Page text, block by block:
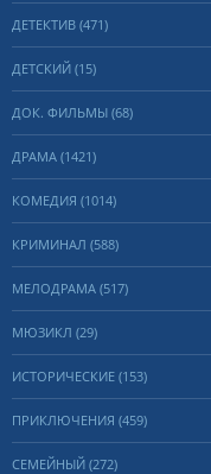
ДЕТЕКТИВ (471)
ДЕТСКИЙ (15)
ДОК. ФИЛЬМЫ (68)
ДРАМА (1421)
КОМЕДИЯ (1014)
КРИМИНАЛ (588)
МЕЛОДРАМА (517)
МЮЗИКЛ (29)
ИСТОРИЧЕСКИЕ (153)
ПРИКЛЮЧЕНИЯ (459)
СЕМЕЙНЫЙ (272)